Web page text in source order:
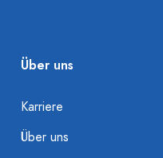
Über uns
Karriere
Über uns